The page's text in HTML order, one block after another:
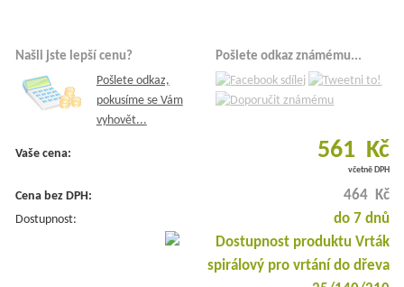
Našli jste lepší cenu?
Pošlete odkaz,
pokusíme se Vám
vyhovět...
Pošlete odkaz známému...
Vaše cena: 561 Kč
včetně DPH
Cena bez DPH: 464 Kč
Dostupnost: do 7 dnů